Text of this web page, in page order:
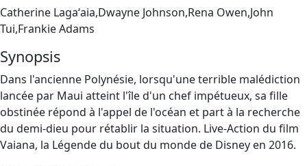
Catherine Lagaʻaia,Dwayne Johnson,Rena Owen,John
Tui,Frankie Adams
Synopsis
Dans l'ancienne Polynésie, lorsqu'une terrible malédiction
lancée par Maui atteint l'île d'un chef impétueux, sa fille
obstinée répond à l'appel de l'océan et part à la recherche
du demi-dieu pour rétablir la situation. Live-Action du film
Vaiana, la Légende du bout du monde de Disney en 2016.